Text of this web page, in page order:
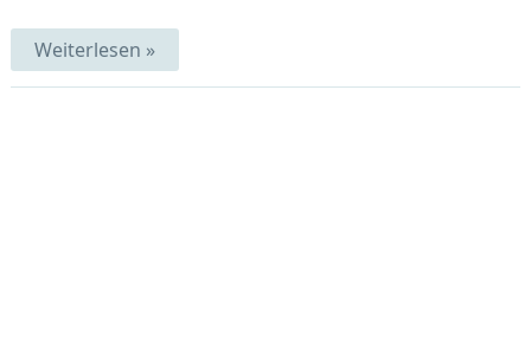
Frisch
gestrichen
und
Weiterlesen »